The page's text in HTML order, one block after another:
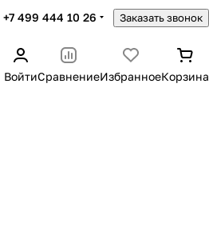
+7 499 444 10 26 Заказать звонок
ВойтиСравнениеИзбранноеКорзина